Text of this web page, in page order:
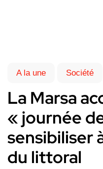
A la une Société
La Marsa
« journée
sensibiliser
du littoral